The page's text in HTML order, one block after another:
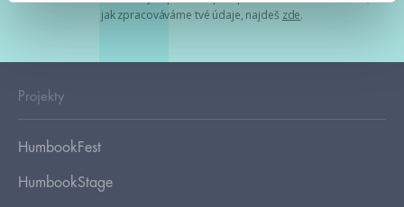
jak zpracováváme tvé údaje, najdeš zde.
Projekty
HumbookFest
HumbookStage